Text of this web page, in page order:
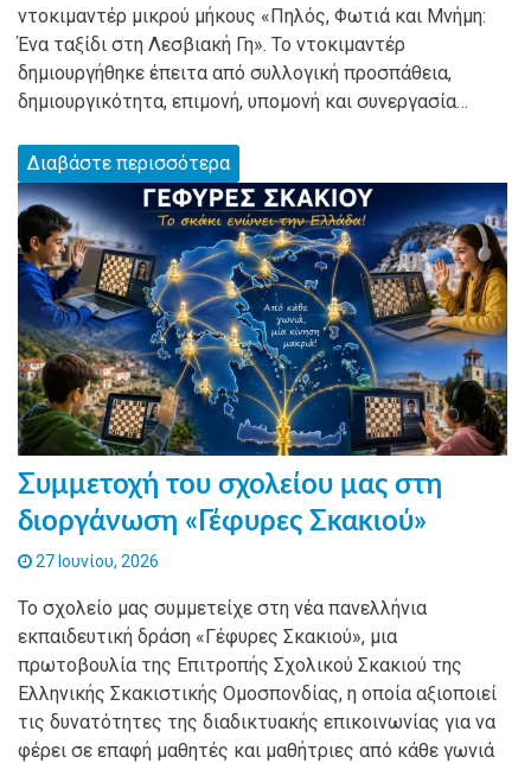
ντοκιμαντέρ μικρού μήκους «Πηλός, Φωτιά και Μνήμη:
Ένα ταξίδι στη Λεσβιακή Γη». Το ντοκιμαντέρ
δημιουργήθηκε έπειτα από συλλογική προσπάθεια,
δημιουργικότητα, επιμονή, υπομονή και συνεργασία…
Διαβάστε περισσότερα
Συμμετοχή του σχολείου μας στη
διοργάνωση «Γέφυρες Σκακιού»
27 Ιουνίου, 2026
Το σχολείο μας συμμετείχε στη νέα πανελλήνια
εκπαιδευτική δράση «Γέφυρες Σκακιού», μια
πρωτοβουλία της Επιτροπής Σχολικού Σκακιού της
Ελληνικής Σκακιστικής Ομοσπονδίας, η οποία αξιοποιεί
τις δυνατότητες της διαδικτυακής επικοινωνίας για να
φέρει σε επαφή μαθητές και μαθήτριες από κάθε γωνιά